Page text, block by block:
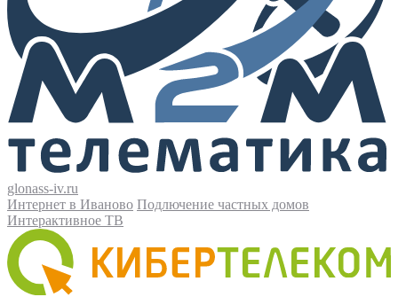
glonass-iv.ru
Интернет в Иваново Подлючение частных домов
Интерактивное ТВ